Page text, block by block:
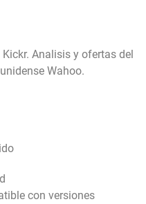
Analisis y ofertas del
Wahoo.
con versiones